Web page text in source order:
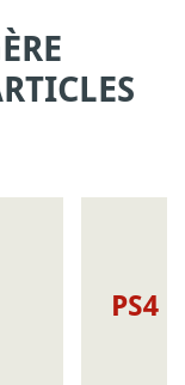
PS4